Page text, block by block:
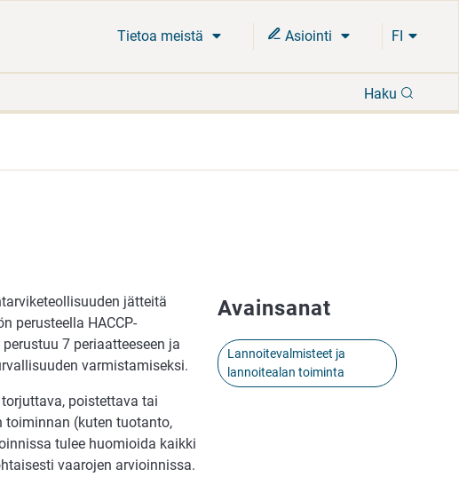
Tietoa meistä Asiointi FI
Haku
jätteitä
perusteella HACCP-
7 periaatteeseen ja
varmistamiseksi.
poistettava tai
toiminnan (kuten tuotanto,
tulee huomioida kaikki
vaarojen arvioinnissa.
Avainsanat
Lannoitevalmisteet ja
lannoitealan toiminta